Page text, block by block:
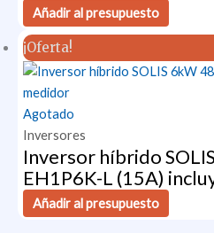
Añadir al presupuesto
¡Oferta!
Agotado
Inversores
Inversor híbrido
EH1P6K-L (15A)
Añadir al presupuesto